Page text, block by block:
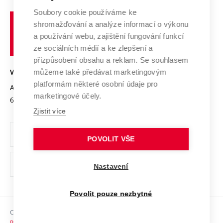
Výzkumné infrastruktury
Transfer znalostí
Open Science
Projekty
Projekty ze strukturálních fondů
Specifický výzkum
Spolupráce se školami
Služby univerzity
Mezinárodní dohody
Univerzitní sítě
Profil univerzity
Udržitelná univerzita
Podnikavá univerzita / ContriBUTe
Bezpečná univerzita
Vyznamenání
Organizační struktura
Ochrana osobních údajů
odkaz)
Sociální bezpečí
učení
technické
VYSOKÉ UČENÍ TECHNICKÉ V BRNĚ
Antonínská 548/1
602 00 Brno
www.vut.cz
vut@vutbr.cz
Copyright © 2026 VUT
Soubory cookie používáme ke
shromažďování a analýze informací o výkonu
a používání webu, zajištění fungování funkcí
ze sociálních médií a ke zlepšení a
přizpůsobení obsahu a reklam. Se souhlasem
můžeme také předávat marketingovým
platformám některé osobní údaje pro
marketingové účely.
Zjistit více
POVOLIT VŠE
Nastavení
Povolit pouze nezbytné